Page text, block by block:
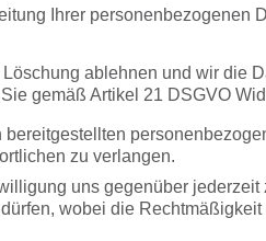
Ihrer personenbezogenen
ablehnen und wir die
gemäß Artikel 21 DSGVO
zu verlangen.
uns gegenüber
wobei die